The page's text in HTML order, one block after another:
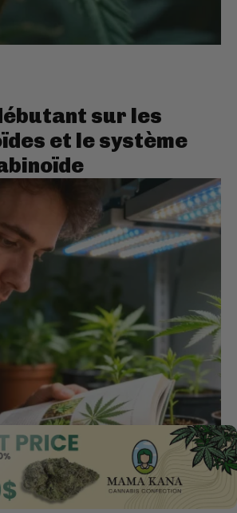
sur les
et le système